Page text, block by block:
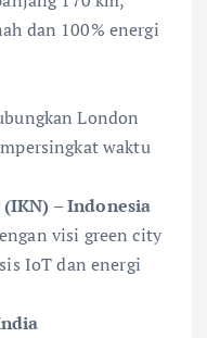
dan 100% energi
London
waktu
– Indonesia
visi green city
IoT dan energi